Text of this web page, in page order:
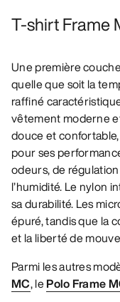
T-shirt Frame
Une première
quelle que soit la
raffiné
vêtement moderne
douce et
pour ses
odeurs, de
l’humidité. Le nylon
sa durabilité. Les
épuré, tandis que la
et la liberté de
Parmi les autres
MC, lePolo Frame